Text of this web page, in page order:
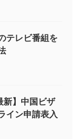
テレビ番組を
新】中国ビザ
イン申請表入